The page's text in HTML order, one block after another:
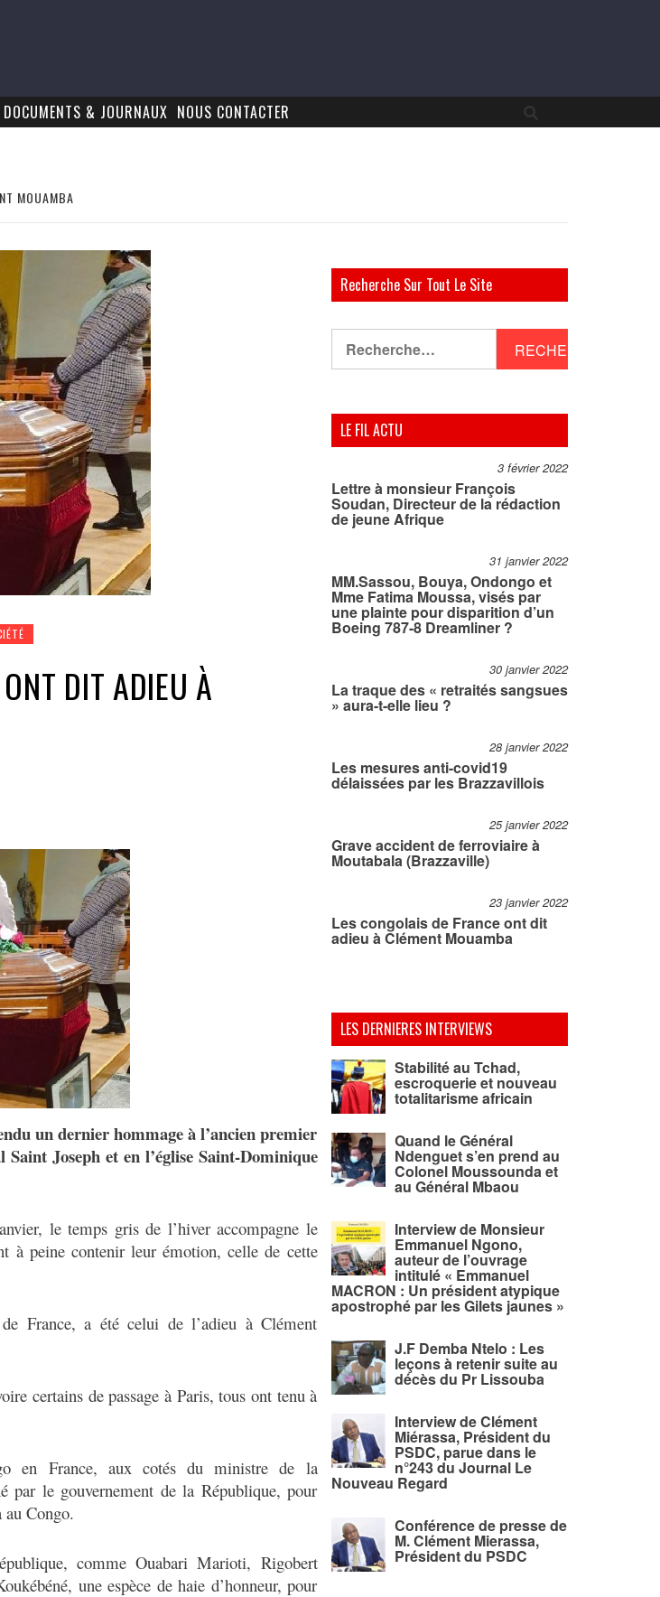
DOCUMENTS & JOURNAUX NOUS CONTACTER
MOUAMBA
DIT ADIEU À
un dernier hommage à l’ancien premier
Joseph et en l’église Saint-Dominique
le temps gris de l’hiver accompagne le
à peine contenir leur émotion, celle de cette
France, a été celui de l’adieu à Clément
certains de passage à Paris, tous ont tenu à
en France, aux cotés du ministre de la
le gouvernement de la République, pour
Congo.
comme Ouabari Marioti, Rigobert
une espèce de haie d’honneur, pour
Recherche Sur Tout Le Site
LE FIL ACTU
3 février 2022
Lettre à monsieur François
Soudan, Directeur de la rédaction
de jeune Afrique
31 janvier 2022
MM.Sassou, Bouya, Ondongo et
Mme Fatima Moussa, visés par
une plainte pour disparition d’un
Boeing 787-8 Dreamliner ?
30 janvier 2022
La traque des « retraités sangsues
» aura-t-elle lieu ?
28 janvier 2022
Les mesures anti-covid19
délaissées par les Brazzavillois
25 janvier 2022
Grave accident de ferroviaire à
Moutabala (Brazzaville)
23 janvier 2022
Les congolais de France ont dit
adieu à Clément Mouamba
LES DERNIERES INTERVIEWS
Stabilité au Tchad,
escroquerie et nouveau
totalitarisme africain
Quand le Général
Ndenguet s’en prend au
Colonel Moussounda et
au Général Mbaou
Interview de Monsieur
Emmanuel Ngono,
auteur de l’ouvrage
intitulé « Emmanuel
MACRON : Un président atypique
apostrophé par les Gilets jaunes »
J.F Demba Ntelo : Les
leçons à retenir suite au
décès du Pr Lissouba
Interview de Clément
Miérassa, Président du
PSDC, parue dans le
n°243 du Journal Le
Nouveau Regard
Conférence de presse de
M. Clément Mierassa,
Président du PSDC